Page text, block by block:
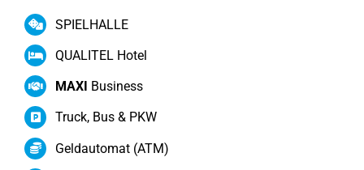
SPIELHALLE
QUALITEL Hotel
MAXI Business
Truck, Bus & PKW
Geldautomat (ATM)